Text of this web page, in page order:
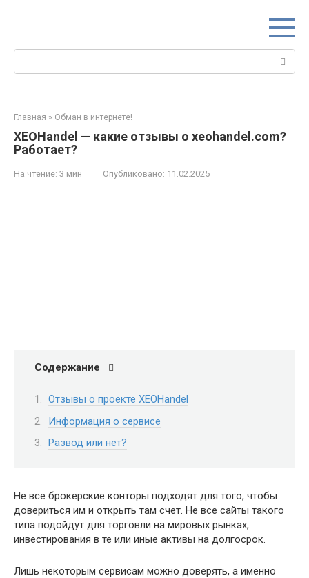
Поиск:
Главная » Обман в интернете!
XEOHandel — какие отзывы о xeohandel.com?
Работает?
На чтение: 3 мин Опубликовано: 11.02.2025
Содержание
Отзывы о проекте XEOHandel
Информация о сервисе
Развод или нет?
Не все брокерские конторы подходят для того, чтобы
довериться им и открыть там счет. Не все сайты такого
типа подойдут для торговли на мировых рынках,
инвестирования в те или иные активы на долгосрок.
Лишь некоторым сервисам можно доверять, а именно